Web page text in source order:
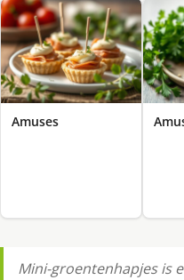
Amuses
Mini-groentenhapjes is